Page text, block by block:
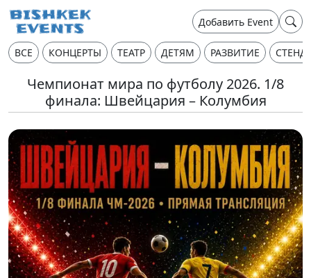
Добавить Event
ВСЕ КОНЦЕРТЫ ТЕАТР ДЕТЯМ РАЗВИТИЕ
Чемпионат мира по футболу 2026. 1/8
финала: Швейцария – Колумбия